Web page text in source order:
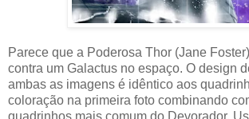
Parece que a Poderosa Thor (Jane
contra um Galactus no espaço. O design
ambas as imagens é idêntico aos
coloração na primeira foto combinando
quadrinhos mais comum do Devorador.